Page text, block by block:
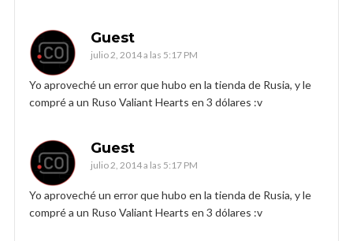
Guest
julio 2, 2014 a las 5:17 PM
Yo aproveché un error que hubo en la tienda de Rusia, y le
compré a un Ruso Valiant Hearts en 3 dólares :v
Guest
julio 2, 2014 a las 5:17 PM
Yo aproveché un error que hubo en la tienda de Rusia, y le
compré a un Ruso Valiant Hearts en 3 dólares :v